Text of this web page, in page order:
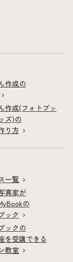
作成の
作成(フォトブッ
ズ)の
り方
一覧
真家が
の
ック
ックの
を受講できる
教室